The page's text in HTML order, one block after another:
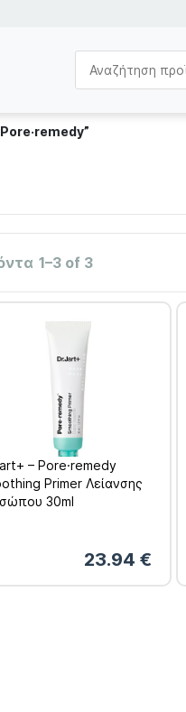
1–3 of 3
– Pore·remedy
Primer Λείανσης
30ml
23.94 €